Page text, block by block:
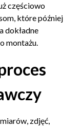
częściowo
które później
dokładne
montażu.
zdjęć,